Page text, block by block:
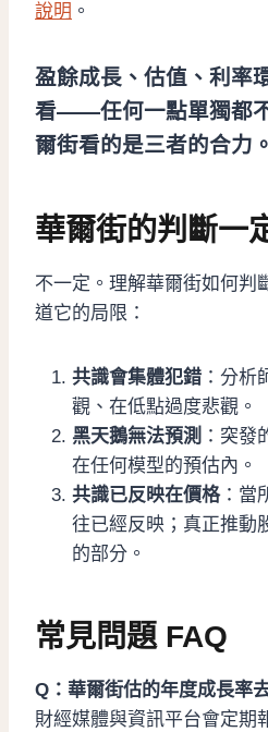
說明 。
盈餘成長、估值、利率
看——任何一點單獨都
爾街看的是三者的合力。
華爾街的判斷一
不一定。理解華爾街如何判
道它的局限：
共識會集體犯錯 ：分析
觀、在低點過度悲觀。
黑天鵝無法預測 ：突發
在任何模型的預估內。
共識已反映在價格：當
往已經反映；真正推動
的部分。
常見問題 FAQ
Q：華爾街估的年度成長率
財經媒體與資訊平台會定期